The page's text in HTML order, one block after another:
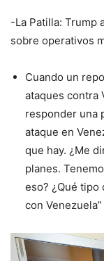
-La Patilla: Trump
sobre operativos
Cuando un
ataques contra
responder una
ataque en
que hay. ¿Me
planes.
eso? ¿Qué tipo
con Venezuela”